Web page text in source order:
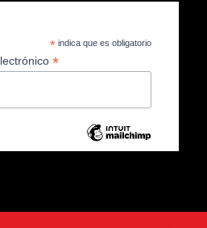
* indica que es obligatorio
*